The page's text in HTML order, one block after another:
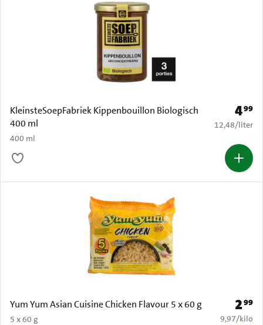
KleinsteSoepFabriek Kippenbouillon Biologisch
400 ml
400 ml
Prijs:
499
€ 12,48 per
12,48/liter
Yum Yum Asian Cuisine Chicken Flavour 5 x 60 g
5 x 60 g
Prijs:
299
€ 9,97 per
9,97/kilo